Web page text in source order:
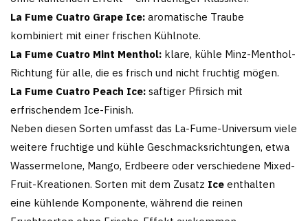
La Fume Cuatro Grape Ice: aromatische Traube
kombiniert mit einer frischen Kühlnote.
La Fume Cuatro Mint Menthol: klare, kühle Minz-Menthol-
Richtung für alle, die es frisch und nicht fruchtig mögen.
La Fume Cuatro Peach Ice: saftiger Pfirsich mit
erfrischendem Ice-Finish.
Neben diesen Sorten umfasst das La-Fume-Universum viele
weitere fruchtige und kühle Geschmacksrichtungen, etwa
Wassermelone, Mango, Erdbeere oder verschiedene Mixed-
Fruit-Kreationen. Sorten mit dem Zusatz Ice enthalten
eine kühlende Komponente, während die reinen